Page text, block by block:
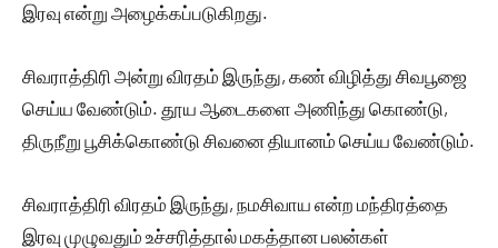
இரவு என்று அழைக்கப்படுகிறது.
சிவராத்திரி அன்று விரதம் இருந்து, கண் விழித்து சிவபூஜை
செய்ய வேண்டும். தூய ஆடைகளை அணிந்து கொண்டு,
திருநீறு பூசிக்கொண்டு சிவனை தியானம் செய்ய வேண்டும்.
சிவராத்திரி விரதம் இருந்து, நமசிவாய என்ற மந்திரத்தை
இரவு முழுவதும் உச்சரித்தால் மகத்தான பலன்கள்